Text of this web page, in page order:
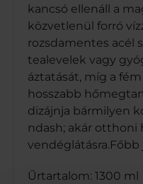
m
l
m
e
n
y
i
s
g
kancsó ellenáll a
közvetlenül forró
rozsdamentes acél
tealevelek vagy
áztatását, míg a
hosszabb
dizájnja bármilyen
ndash; akár otthoni
vendéglátásra.Főbb
Űrtartalom: 1300 ml